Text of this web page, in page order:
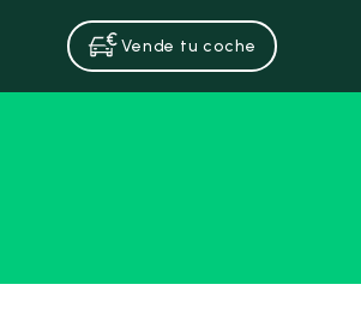
Vende tu coche